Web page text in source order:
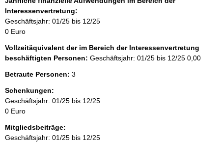
Interessenvertretung:
Geschäftsjahr: 01/25 bis 12/25
0 Euro
Vollzeitäquivalent der im Bereich der Interessenvertretung
beschäftigten Personen: Geschäftsjahr: 01/25 bis 12/25 0,00
Betraute Personen: 3
Schenkungen:
Geschäftsjahr: 01/25 bis 12/25
0 Euro
Mitgliedsbeiträge:
Geschäftsjahr: 01/25 bis 12/25